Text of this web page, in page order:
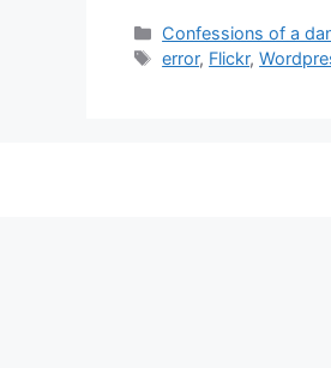
Categorie
Confessions of a
Tag
error, Flickr,